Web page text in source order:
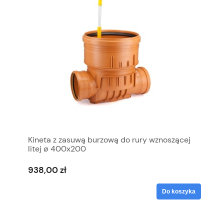
Kineta z zasuwą burzową do rury wznoszącej
litej ø 400x200
938,00 zł
Do koszyka